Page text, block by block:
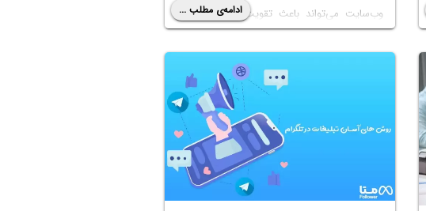
وب‌سایت می‌تواند باعث تقویت اعتبار و اعتماد
افزایش فروش و رشد کسب و کار شود.
ادامه‌ی مطلب ...